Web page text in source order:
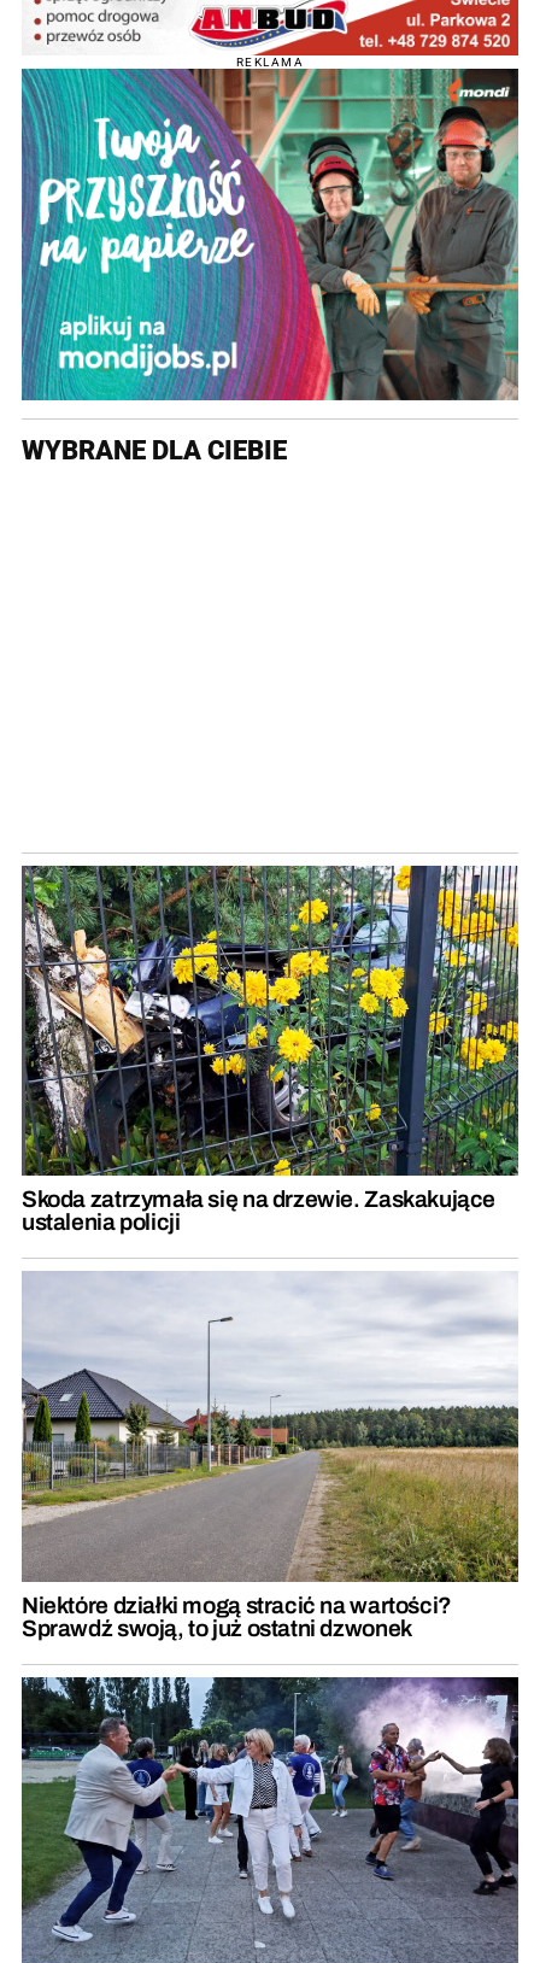
REKLAMA
WYBRANE DLA CIEBIE
Skoda zatrzymała się na drzewie. Zaskakujące
ustalenia policji
Niektóre działki mogą stracić na wartości?
Sprawdź swoją, to już ostatni dzwonek